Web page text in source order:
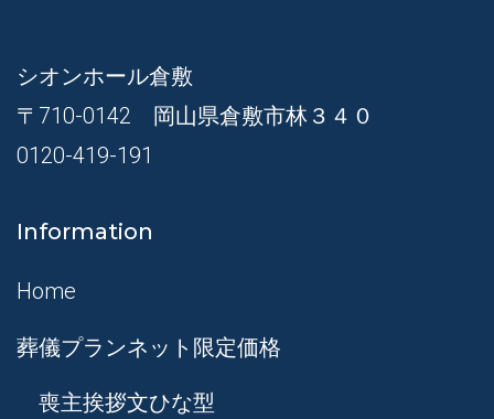
シオンホール倉敷
〒710-0142 岡山県倉敷市林３４０
0120-419-191
Information
Home
葬儀プランネット限定価格
喪主挨拶文ひな型